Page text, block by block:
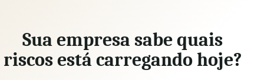
Sua empresa sabe quais
riscos está carregando hoje?